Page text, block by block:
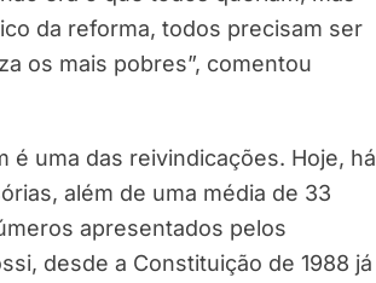
da reforma, todos precisam ser
os mais pobres”, comentou
é uma das reivindicações. Hoje, há
além de uma média de 33
apresentados pelos
desde a Constituição de 1988 já